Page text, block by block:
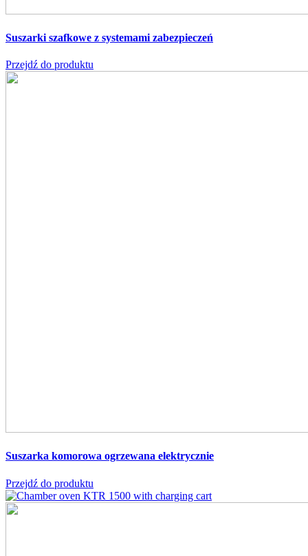
Suszarki szafkowe z systemami zabezpieczeń
Przejdź do produktu
Suszarka komorowa ogrzewana elektrycznie
Przejdź do produktu